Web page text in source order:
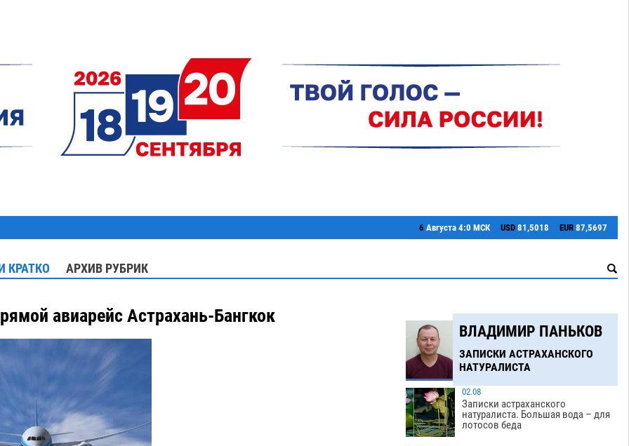
6 Августа 4:0 МСК USD 81,5018 EUR 87,5697
КРАТКО АРХИВ РУБРИК
авиарейс Астрахань-Бангкок
ВЛАДИМИР ПАНЬКОВ
ЗАПИСКИ АСТРАХАНСКОГО
НАТУРАЛИСТА
02.08
Записки астраханского
натуралиста. Большая вода – для
лотосов беда